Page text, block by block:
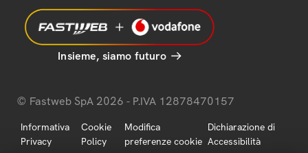
Insieme, siamo futuro
© Fastweb SpA 2026 - P.IVA 12878470157
Informativa
Privacy
Cookie
Policy
Modifica
preferenze cookie
Dichiarazione di
Accessibilità